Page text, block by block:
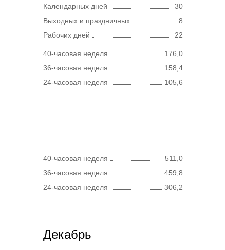
Календарных дней
30
Выходных и праздничных
8
Рабочих дней
22
40-часовая неделя
176,0
36-часовая неделя
158,4
24-часовая неделя
105,6
40-часовая неделя
511,0
36-часовая неделя
459,8
24-часовая неделя
306,2
Декабрь